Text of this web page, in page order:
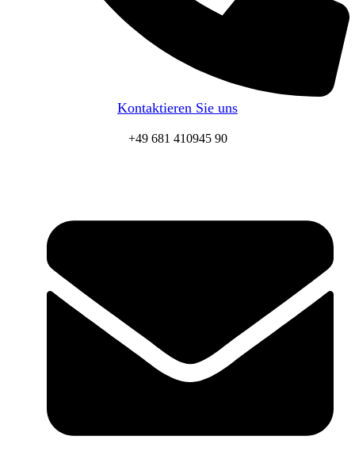
Kontaktieren Sie uns
+49 681 410945 90